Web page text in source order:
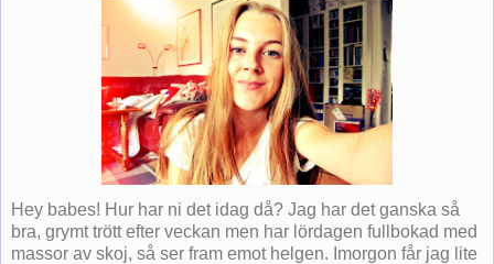
Hey babes! Hur har ni det idag då? Jag har det ganska så
bra, grymt trött efter veckan men har lördagen fullbokad med
massor av skoj, så ser fram emot helgen. Imorgon får jag lite